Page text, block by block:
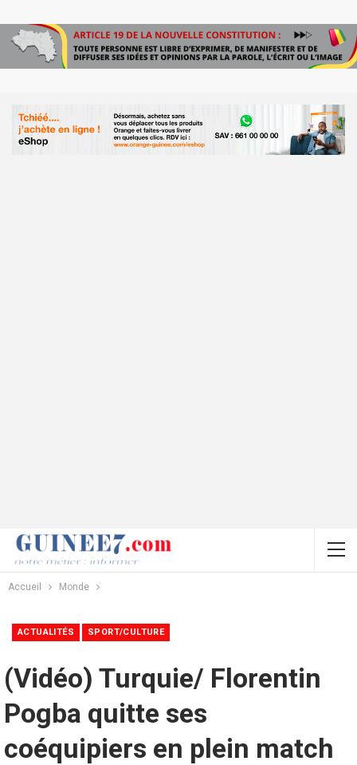
Accueil Monde
ACTUALITÉS SPORT/CULTURE
(Vidéo) Turquie/ Florentin
Pogba quitte ses
coéquipiers en plein match